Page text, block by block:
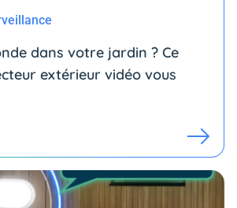
dans votre jardin ? Ce
extérieur vidéo vous